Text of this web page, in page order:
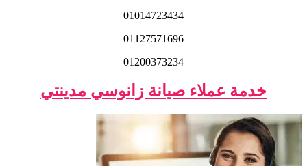
01014723434
01127571696
01200373234
خدمة عملاء صيانة زانوسي مدينتي